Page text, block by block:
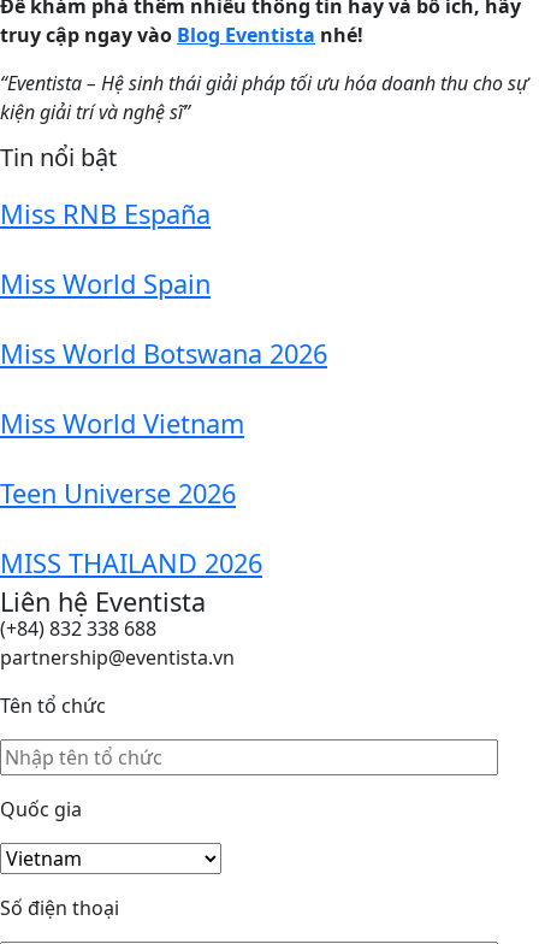
Để khám phá thêm nhiều thông tin hay và bổ ích, hãy
truy cập ngay vào Blog Eventista nhé!
“Eventista – Hệ sinh thái giải pháp tối ưu hóa doanh thu cho sự
kiện giải trí và nghệ sĩ”
Tin nổi bật
Miss RNB España
Miss World Spain
Miss World Botswana 2026
Miss World Vietnam
Teen Universe 2026
MISS THAILAND 2026
Liên hệ Eventista
(+84) 832 338 688
partnership@eventista.vn
Tên tổ chức
Quốc gia
Số điện thoại